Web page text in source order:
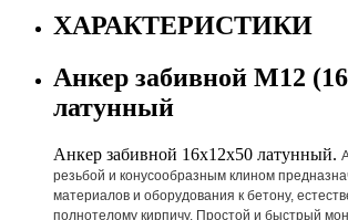
ХАРАКТЕРИСТИКИ
Анкер забивной М12
латунный
Анкер забивной 16х12х50 латунный.
резьбой и конусообразным клином
материалов и оборудования к бетону,
полнотелому кирпичу. Простой и быстрый